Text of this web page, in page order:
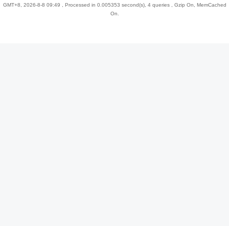
GMT+8, 2026-8-8 09:49 , Processed in 0.005353 second(s), 4 queries , Gzip On, MemCached
On.